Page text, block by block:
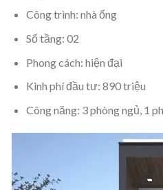
Công trình: nhà ống
Số tầng: 02
Phong cách: hiện đại
Kinh phí đầu tư: 890 triệu
Công năng: 3 phòng ngủ, 1